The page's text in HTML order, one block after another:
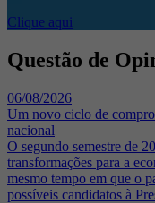
Clique aqui
Questão de
06/08/2026
Um novo ciclo de
nacional
O segundo semestre de
transformações para a
mesmo tempo em que o
possíveis candidatos à